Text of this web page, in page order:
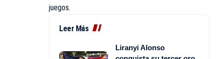
juegos.
Leer Más
Liranyi Alonso